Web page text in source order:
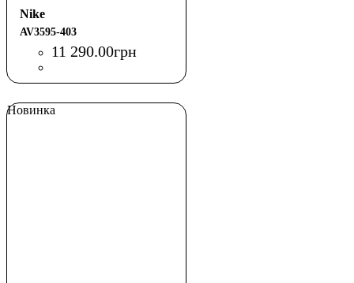
Nike
AV3595-403
11 290.00грн
Новинка